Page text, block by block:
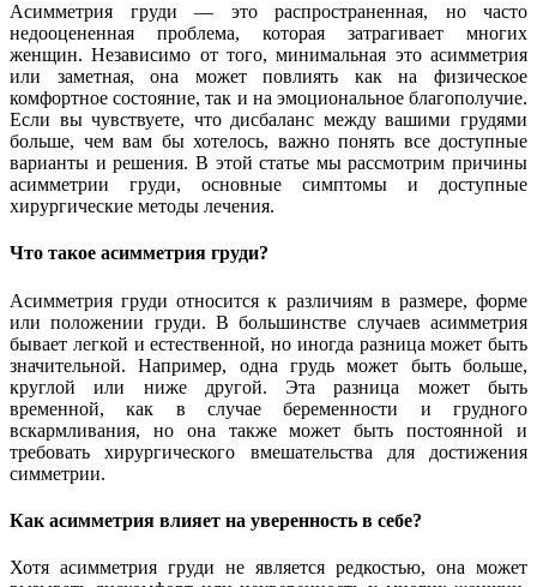
Асимметрия груди — это распространенная, но часто
недооцененная проблема, которая затрагивает многих
женщин. Независимо от того, минимальная это асимметрия
или заметная, она может повлиять как на физическое
комфортное состояние, так и на эмоциональное благополучие.
Если вы чувствуете, что дисбаланс между вашими грудями
больше, чем вам бы хотелось, важно понять все доступные
варианты и решения. В этой статье мы рассмотрим причины
асимметрии груди, основные симптомы и доступные
хирургические методы лечения.
Что такое асимметрия груди?
Асимметрия груди относится к различиям в размере, форме
или положении груди. В большинстве случаев асимметрия
бывает легкой и естественной, но иногда разница может быть
значительной. Например, одна грудь может быть больше,
круглой или ниже другой. Эта разница может быть
временной, как в случае беременности и грудного
вскармливания, но она также может быть постоянной и
требовать хирургического вмешательства для достижения
симметрии.
Как асимметрия влияет на уверенность в себе?
Хотя асимметрия груди не является редкостью, она может